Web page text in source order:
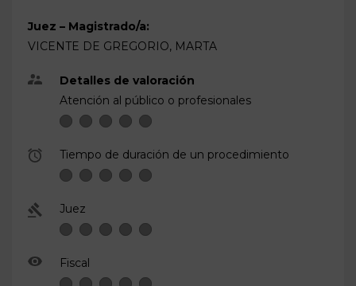
Juez – Magistrado/a:
VICENTE DE GREGORIO, MARTA
Detalles de valoración
Atención al público o profesionales
Tiempo de duración de un procedimiento
Juez
Fiscal